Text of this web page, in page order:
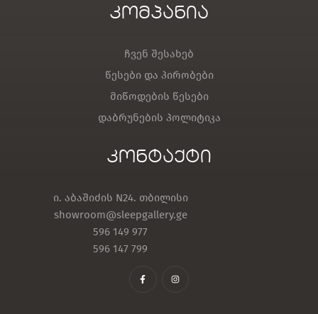
კომპანია
ჩვენ შესახებ
წესები და პირობები
მიწოდების წესები
დაბრუნების პოლიტიკა
კონტაქტი
ი. აბაშიძის N24. თბილისი
showroom@sleepgallery.ge
596 149 977
596 147 799